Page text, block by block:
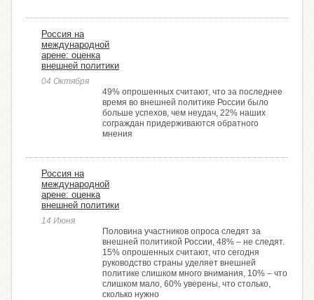
Россия на
международной
арене: оценка
внешней политики
04 Октября
49% опрошенных считают, что за последнее
время во внешней политике России было
больше успехов, чем неудач, 22% наших
сограждан придерживаются обратного
мнения
Россия на
международной
арене: оценка
внешней политики
14 Июня
Половина участников опроса следят за
внешней политикой России, 48% – не следят.
15% опрошенных считают, что сегодня
руководство страны уделяет внешней
политике слишком много внимания, 10% – что
слишком мало, 60% уверены, что столько,
сколько нужно